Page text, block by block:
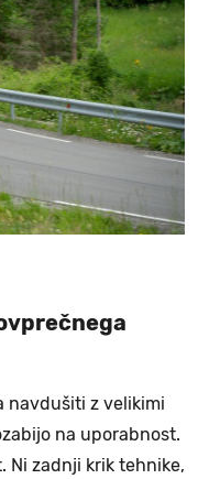
navdušiti z velikimi
na uporabnost.
Ni zadnji krik tehnike,